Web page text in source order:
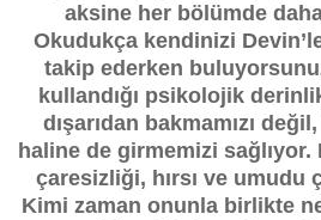
aksine her bölümde
Okudukça kendinizi
takip ederken
kullandığı psikolojik
dışarıdan bakmamızı
haline de girmemizi sağlıyor.
çaresizliği, hırsı ve umudu
Kimi zaman onunla birlikte